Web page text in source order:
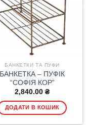
БАНКЕТКИ ТА ПУФИ
БАНКЕТКА – ПУФІК
“СОФІЯ КОР”
2,840.00 ₴
ДОДАТИ В КОШИК